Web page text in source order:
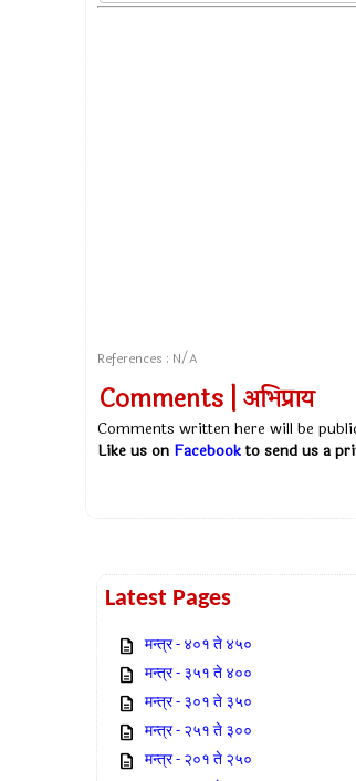
References : N/A
Comments | अभिप्राय
Comments written here will be
Like us on Facebookto send us a
Latest Pages
मन्त्र - ४०१ ते ४५०
मन्त्र - ३५१ ते ४००
मन्त्र - ३०१ ते ३५०
मन्त्र - २५१ ते ३००
मन्त्र - २०१ ते २५०